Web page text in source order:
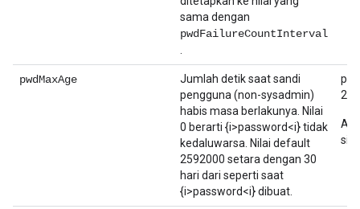
sama dengan
pwdFailureCountInterval
pwdMaxAge
Jumlah detik saat sandi
pengguna (non-sysadmin)
habis masa berlakunya. Nilai
0 berarti {i>password<i} tidak
kedaluwarsa. Nilai default
2592000 setara dengan 30
hari dari seperti saat
{i>password<i} dibuat.